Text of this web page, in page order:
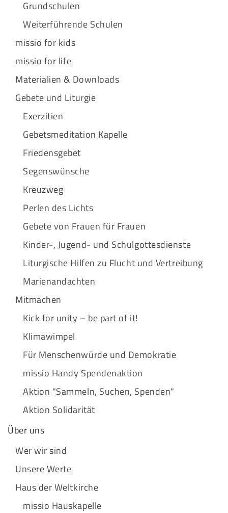
Grundschulen
Weiterführende Schulen
missio for kids
missio for life
Materialien & Downloads
Gebete und Liturgie
Exerzitien
Gebetsmeditation Kapelle
Friedensgebet
Segenswünsche
Kreuzweg
Perlen des Lichts
Gebete von Frauen für Frauen
Kinder-, Jugend- und Schulgottesdienste
Liturgische Hilfen zu Flucht und Vertreibung
Marienandachten
Mitmachen
Kick for unity – be part of it!
Klimawimpel
Für Menschenwürde und Demokratie
missio Handy Spendenaktion
Aktion "Sammeln, Suchen, Spenden"
Aktion Solidarität
Über uns
Wer wir sind
Unsere Werte
Haus der Weltkirche
missio Hauskapelle